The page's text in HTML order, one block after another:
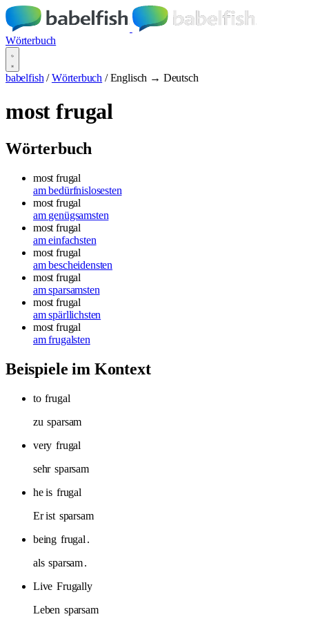
Wörterbuch
babelfish / Wörterbuch / Englisch → Deutsch
most frugal
Wörterbuch
most frugal
am bedürfnislosesten
most frugal
am genügsamsten
most frugal
am einfachsten
most frugal
am bescheidensten
most frugal
am sparsamsten
most frugal
am spärllichsten
most frugal
am frugalsten
Beispiele im Kontext
to frugal
zu sparsam
very frugal
sehr sparsam
he is frugal
Er ist sparsam
being frugal .
als sparsam.
Live Frugally
Leben sparsam